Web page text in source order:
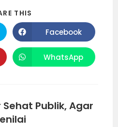
THIS
Opens
in
a
new
window
Facebook
Opens
in
WhatsApp
Publik, Agar